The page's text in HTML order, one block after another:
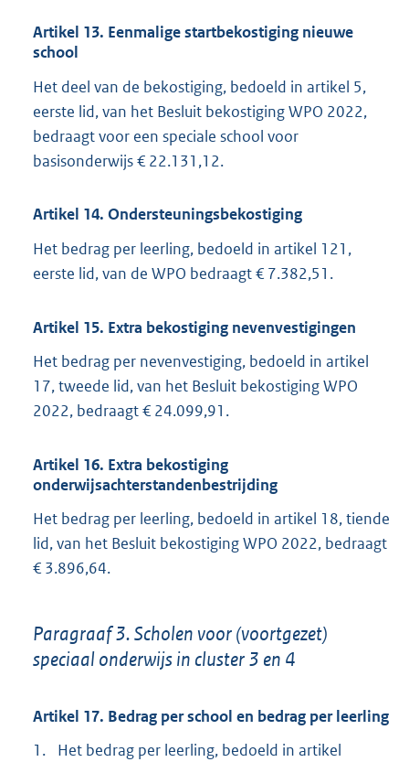
Artikel 13. Eenmalige startbekostiging nieuwe
school
Het deel van de bekostiging, bedoeld in artikel 5,
eerste lid, van het Besluit bekostiging WPO 2022,
bedraagt voor een speciale school voor
basisonderwijs € 22.131,12.
Artikel 14. Ondersteuningsbekostiging
Het bedrag per leerling, bedoeld in artikel 121,
eerste lid, van de WPO bedraagt € 7.382,51.
Artikel 15. Extra bekostiging nevenvestigingen
Het bedrag per nevenvestiging, bedoeld in artikel
17, tweede lid, van het Besluit bekostiging WPO
2022, bedraagt € 24.099,91.
Artikel 16. Extra bekostiging
onderwijsachterstandenbestrijding
Het bedrag per leerling, bedoeld in artikel 18, tiende
lid, van het Besluit bekostiging WPO 2022, bedraagt
€ 3.896,64.
Paragraaf 3. Scholen voor (voortgezet)
speciaal onderwijs in cluster 3 en 4
Artikel 17. Bedrag per school en bedrag per leerling
1.
Het bedrag per leerling, bedoeld in artikel